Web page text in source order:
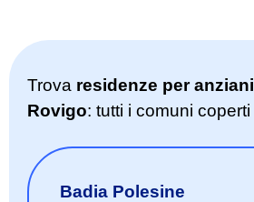
Trova residenze per anziani
Rovigo: tutti i comuni coperti
Badia Polesine